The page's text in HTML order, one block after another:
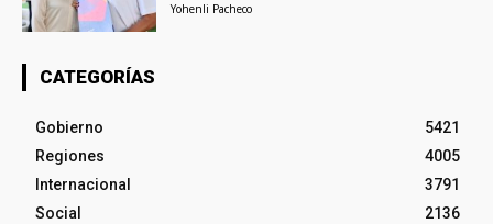
Yohenli Pacheco
CATEGORÍAS
Gobierno
5421
Regiones
4005
Internacional
3791
Social
2136